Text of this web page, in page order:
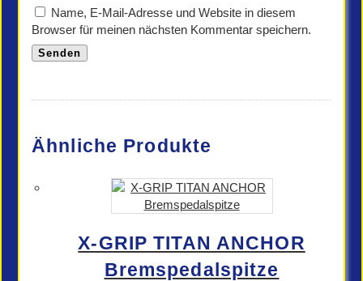
Name, E-Mail-Adresse und Website in diesem
Browser für meinen nächsten Kommentar speichern.
Ähnliche Produkte
X-GRIP TITAN ANCHOR
Bremspedalspitze